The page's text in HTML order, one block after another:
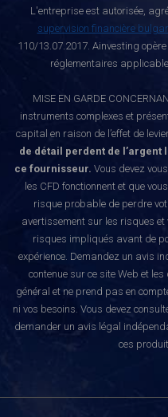
L'entreprise est autorisée,
supervision financière
110/13.07.2017. Ainvesting
réglementaires
MISE EN GARDE
instruments complexes et
capital en raison de l’effet de
de détail perdent de l’argent
ce fournisseur. Vous devez
les CFD fonctionnent et que
risque probable de perdre
avertissement sur les risques
risques impliqués avant de
expérience. Demandez un avis
contenue sur ce site Web et
général et ne prend pas en
ni vos besoins. Vous devez
demander un avis légal
ces